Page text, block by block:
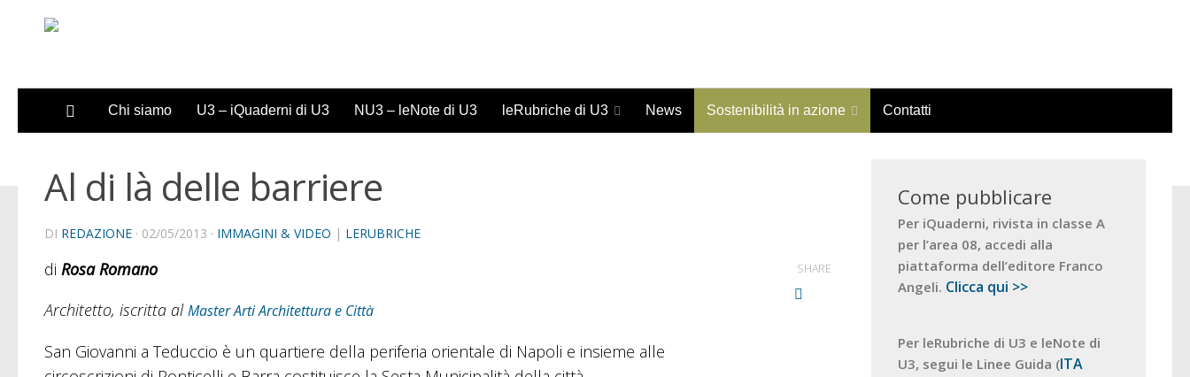
Sotto il contenuto
Chi siamo U3 – iQuaderni di U3 NU3 – leNote di U3 leRubriche di U3 News Sostenibilità in azione Contatti
Al di là delle barriere
DI REDAZIONE · 02/05/2013 · IMMAGINI & VIDEO | LERUBRICHE
di Rosa Romano
Architetto, iscritta alMaster Arti Architettura e Città
San Giovanni a Teduccio è un quartiere della periferia orientale di Napoli e insieme alle
SHARE
Come pubblicare
Per iQuaderni, rivista in classe A
per l’area 08, accedi alla
piattaforma dell’editore Franco
Angeli. Clicca qui >>
Per leRubriche di U3 e leNote di
U3, segui le Linee Guida (ITA